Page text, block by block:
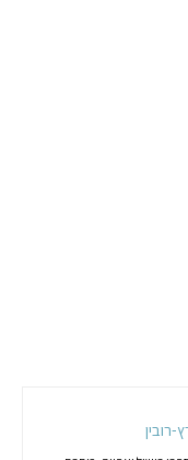
רובין